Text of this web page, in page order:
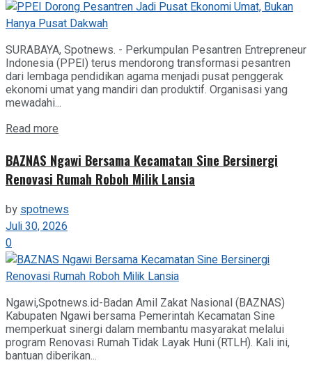
SURABAYA, Spotnews. - Perkumpulan Pesantren Entrepreneur
Indonesia (PPEI) terus mendorong transformasi pesantren
dari lembaga pendidikan agama menjadi pusat penggerak
ekonomi umat yang mandiri dan produktif. Organisasi yang
mewadahi...
Read more
BAZNAS Ngawi Bersama Kecamatan Sine Bersinergi
Renovasi Rumah Roboh Milik Lansia
by spotnews
Juli 30, 2026
0
Ngawi,Spotnews.id-Badan Amil Zakat Nasional (BAZNAS)
Kabupaten Ngawi bersama Pemerintah Kecamatan Sine
memperkuat sinergi dalam membantu masyarakat melalui
program Renovasi Rumah Tidak Layak Huni (RTLH). Kali ini,
bantuan diberikan...